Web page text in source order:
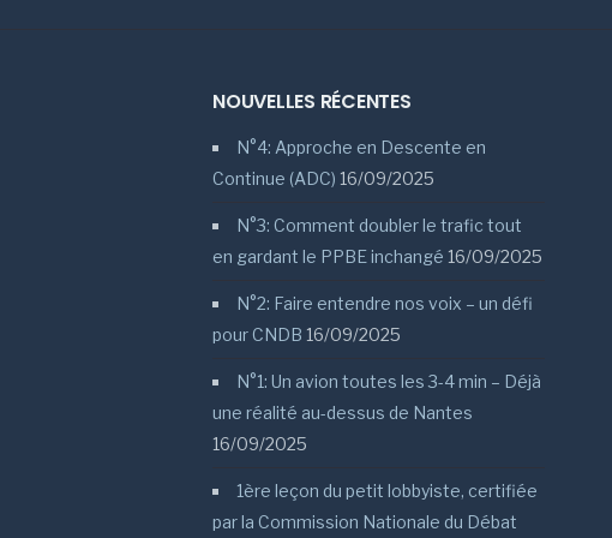
NOUVELLES RÉCENTES
N°4: Approche en Descente en
Continue (ADC) 16/09/2025
N°3: Comment doubler le trafic tout
en gardant le PPBE inchangé 16/09/2025
N°2: Faire entendre nos voix – un défi
pour CNDB 16/09/2025
N°1: Un avion toutes les 3-4 min – Déjà
une réalité au-dessus de Nantes
16/09/2025
1ère leçon du petit lobbyiste, certifiée
par la Commission Nationale du Débat